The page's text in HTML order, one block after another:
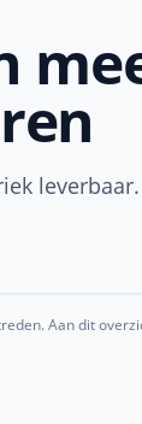
Aan dit